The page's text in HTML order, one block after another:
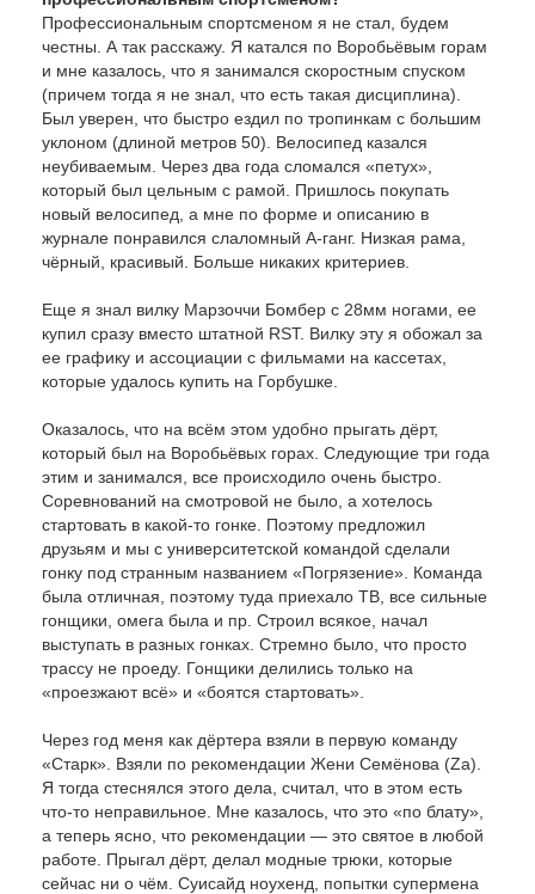
Профессиональным спортсменом я не стал, будем
честны. А так расскажу. Я катался по Воробьёвым горам
и мне казалось, что я занимался скоростным спуском
(причем тогда я не знал, что есть такая дисциплина).
Был уверен, что быстро ездил по тропинкам с большим
уклоном (длиной метров 50). Велосипед казался
неубиваемым. Через два года сломался «петух»,
который был цельным с рамой. Пришлось покупать
новый велосипед, а мне по форме и описанию в
журнале понравился слаломный А-ганг. Низкая рама,
чёрный, красивый. Больше никаких критериев.
Еще я знал вилку Марзоччи Бомбер с 28мм ногами, ее
купил сразу вместо штатной RST. Вилку эту я обожал за
ее графику и ассоциации с фильмами на кассетах,
которые удалось купить на Горбушке.
Оказалось, что на всём этом удобно прыгать дёрт,
который был на Воробьёвых горах. Следующие три года
этим и занимался, все происходило очень быстро.
Соревнований на смотровой не было, а хотелось
стартовать в какой-то гонке. Поэтому предложил
друзьям и мы с университетской командой сделали
гонку под странным названием «Погрязение». Команда
была отличная, поэтому туда приехало ТВ, все сильные
гонщики, омега была и пр. Строил всякое, начал
выступать в разных гонках. Стремно было, что просто
трассу не проеду. Гонщики делились только на
«проезжают всё» и «боятся стартовать».
Через год меня как дёртера взяли в первую команду
«Старк». Взяли по рекомендации Жени Семёнова (Za).
Я тогда стеснялся этого дела, считал, что в этом есть
что-то неправильное. Мне казалось, что это «по блату»,
а теперь ясно, что рекомендации — это святое в любой
работе. Прыгал дёрт, делал модные трюки, которые
сейчас ни о чём. Суисайд ноухенд, попытки супермена